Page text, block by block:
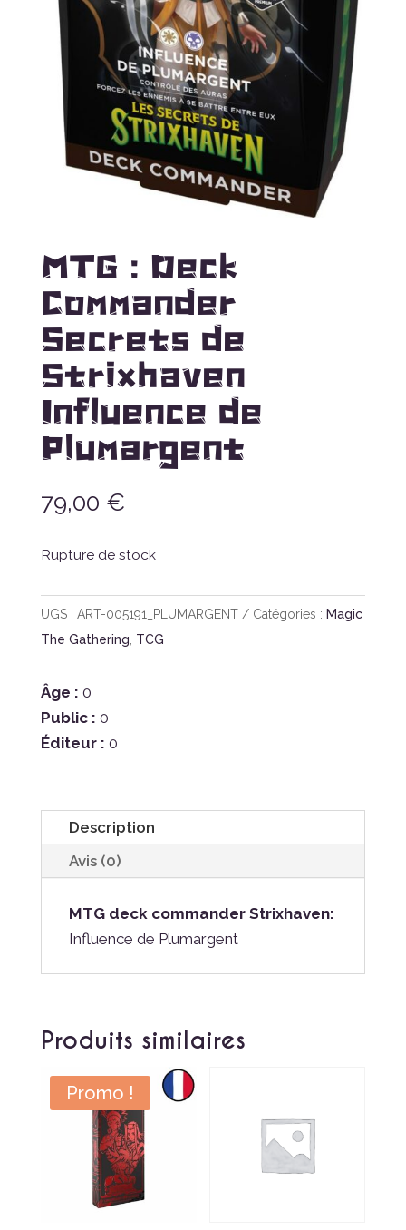
MTG : Deck
Commander
Secrets de
Strixhaven
Influence de
Plumargent
79,00 €
Rupture de stock
UGS : ART-005191_PLUMARGENT Catégories : Magic
The Gathering TCG
Âge : 0
Public : 0
Éditeur : 0
Description
Avis (0)
MTG deck commander Strixhaven:
Influence de Plumargent
Produits similaires
Promo !